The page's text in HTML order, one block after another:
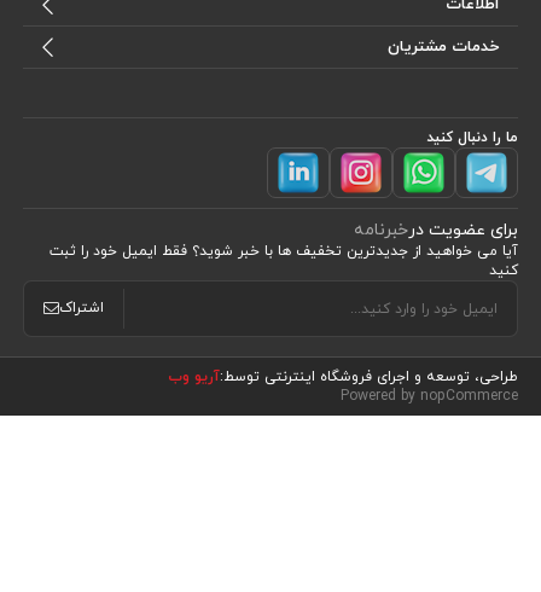
مشاهده محصولات (0)
اطلاعات
خدمات مشتریان
ما را دنبال کنید
برای عضویت درخبرنامه
آیا می خواهید از جدید‌ترین تخفیف‌ ها با‌ خبر شوید؟ فقط ایمیل خود را ثبت
کنید
اشتراک
طراحی، توسعه و اجرای فروشگاه اینترنتی توسط:آریو وب
Powered by nopCommerce